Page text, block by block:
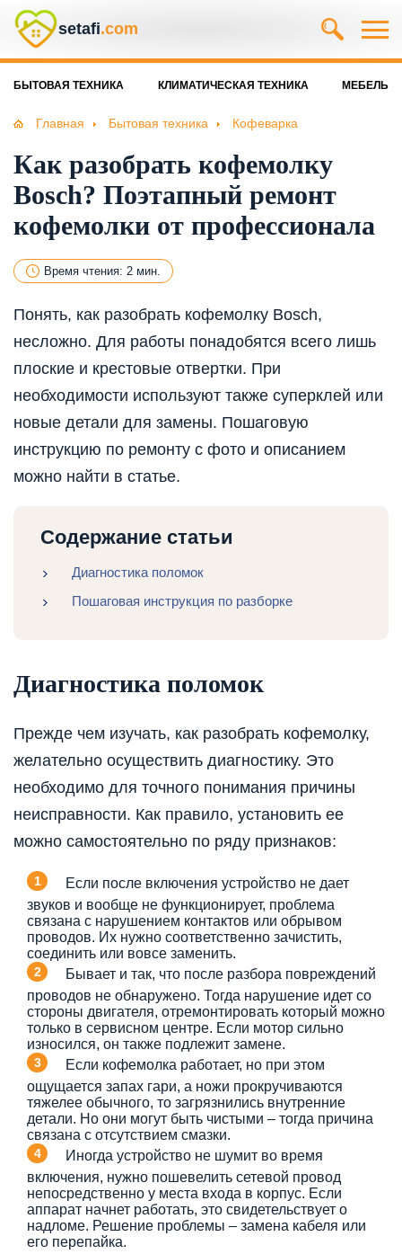
setafi.com
БЫТОВАЯ ТЕХНИКА КЛИМАТИЧЕСКАЯ ТЕХНИКА МЕБЕЛЬ
Главная Бытовая техника Кофеварка
Как разобрать кофемолку
Bosch? Поэтапный ремонт
кофемолки от профессионала
Время чтения: 2 мин.
Понять, как разобрать кофемолку Bosch,
несложно. Для работы понадобятся всего лишь
плоские и крестовые отвертки. При
необходимости используют также суперклей или
новые детали для замены. Пошаговую
инструкцию по ремонту с фото и описанием
можно найти в статье.
Содержание статьи
Диагностика поломок
Пошаговая инструкция по разборке
Диагностика поломок
Прежде чем изучать, как разобрать кофемолку,
желательно осуществить диагностику. Это
необходимо для точного понимания причины
неисправности. Как правило, установить ее
можно самостоятельно по ряду признаков:
Если после включения устройство не дает
звуков и вообще не функционирует, проблема
связана с нарушением контактов или обрывом
проводов. Их нужно соответственно зачистить,
соединить или вовсе заменить.
Бывает и так, что после разбора повреждений
проводов не обнаружено. Тогда нарушение идет со
стороны двигателя, отремонтировать который можно
только в сервисном центре. Если мотор сильно
износился, он также подлежит замене.
Если кофемолка работает, но при этом
ощущается запах гари, а ножи прокручиваются
тяжелее обычного, то загрязнились внутренние
детали. Но они могут быть чистыми – тогда причина
связана с отсутствием смазки.
Иногда устройство не шумит во время
включения, нужно пошевелить сетевой провод
непосредственно у места входа в корпус. Если
аппарат начнет работать, это свидетельствует о
надломе. Решение проблемы – замена кабеля или
его перепайка.